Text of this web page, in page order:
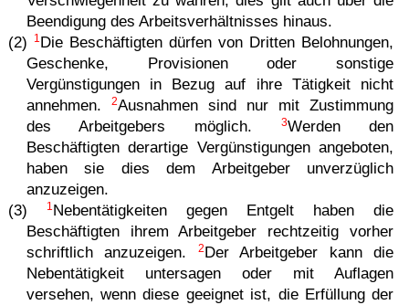
Beendigung des Arbeitsverhältnisses hinaus.
(2)
1 Die Beschäftigten dürfen von Dritten Belohnungen,
Geschenke, Provisionen oder sonstige
Vergünstigungen in Bezug auf ihre Tätigkeit nicht
annehmen.
2Ausnahmen sind nur mit Zustimmung
des Arbeitgebers möglich.
3Werden den
Beschäftigten derartige Vergünstigungen angeboten,
haben sie dies dem Arbeitgeber unverzüglich
anzuzeigen.
(3)
1 Nebentätigkeiten gegen Entgelt haben die
Beschäftigten ihrem Arbeitgeber rechtzeitig vorher
schriftlich anzuzeigen.
2Der Arbeitgeber kann die
Nebentätigkeit untersagen oder mit Auflagen
versehen, wenn diese geeignet ist, die Erfüllung der